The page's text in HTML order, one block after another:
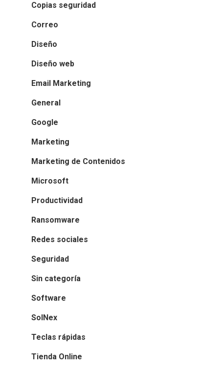
Copias seguridad
Correo
Diseño
Diseño web
Email Marketing
General
Google
Marketing
Marketing de Contenidos
Microsoft
Productividad
Ransomware
Redes sociales
Seguridad
Sin categoría
Software
SolNex
Teclas rápidas
Tienda Online